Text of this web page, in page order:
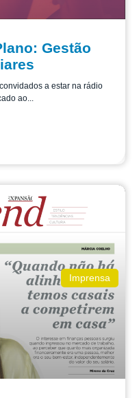
Gestão
a estar na rádio
ao...
Imprensa